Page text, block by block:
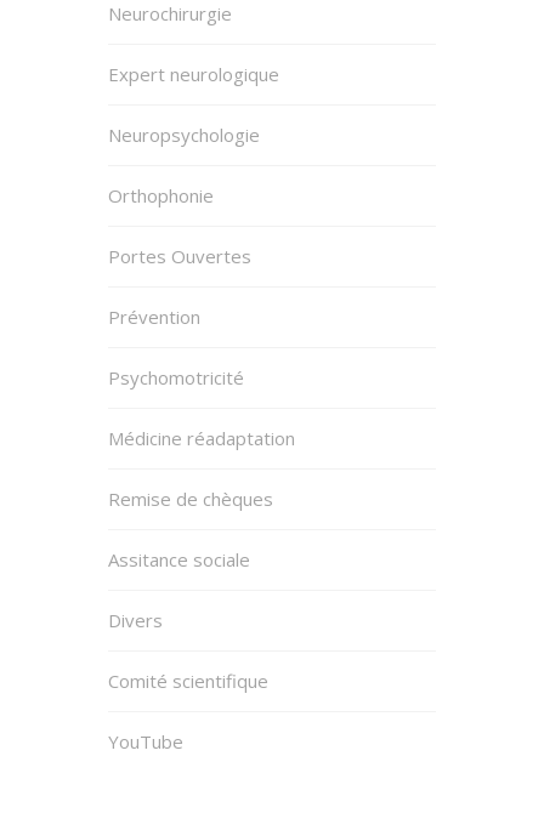
Neurochirurgie
Expert neurologique
Neuropsychologie
Orthophonie
Portes Ouvertes
Prévention
Psychomotricité
Médicine réadaptation
Remise de chèques
Assitance sociale
Divers
Comité scientifique
YouTube